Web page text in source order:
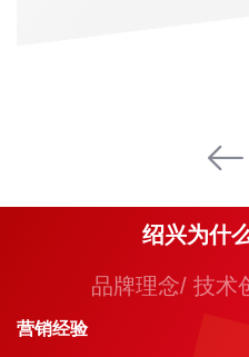
绍兴为什
品牌理念/ 技术
营销经验